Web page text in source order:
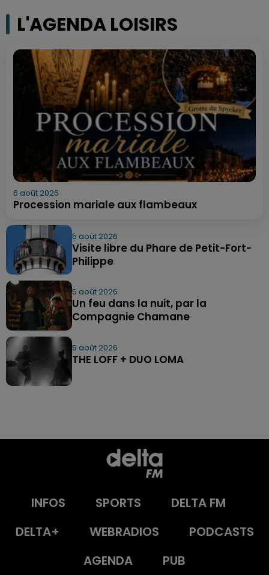
L'AGENDA LOISIRS
6 août 2026
Procession mariale aux flambeaux
5 août 2026
Visite libre du Phare de Petit-Fort-
Philippe
5 août 2026
Un feu dans la nuit, par la
Compagnie Chamane
5 août 2026
THE LOFF + DUO LOMA
INFOS SPORTS
DELTA FM
DELTA+
WEBRADIOS
PODCASTS
AGENDA
PUB